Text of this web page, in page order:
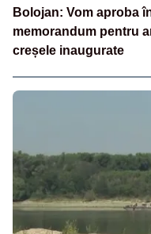
Bolojan: Vom aproba
memorandum pentru
creșele inaugurate